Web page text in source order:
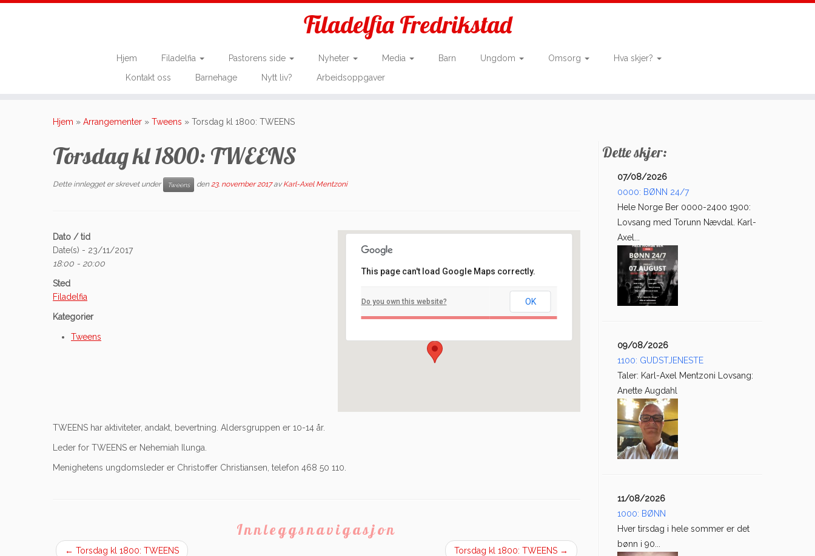
Filadelfia Fredrikstad
Hjem Filadelfia Pastorens side Nyheter Media Barn Ungdom Omsorg
Hva skjer?
Kontakt oss
Barnehage Nytt liv? Arbeidsoppgaver
Hjem » Arrangementer » Tweens » Torsdag kl 1800: TWEENS
Torsdag kl 1800: TWEENS
Dette innlegget er skrevet under Tweens den23. november 2017 avKarl-Axel Mentzoni
Arrangement
This page can't load Google Maps correctly.
Do you own this website? OK
Dato / tid
Date(s) - 23/11/2017
18:00 - 20:00
Sted
Filadelfia
Kategorier
Tweens
TWEENS har aktiviteter, andakt, bevertning. Aldersgruppen er 10-14 år.
Leder for TWEENS er Nehemiah Ilunga.
Menighetens ungdomsleder er Christoffer Christiansen, telefon 468 50 110.
Innleggsnavigasjon
← Torsdag kl 1800: TWEENS Torsdag kl 1800: TWEENS →
Dette skjer:
07/08/2026
0000: BØNN 24/7
Hele Norge Ber 0000-2400 1900:
Lovsang med Torunn Nævdal. Karl-
Axel...
09/08/2026
1100: GUDSTJENESTE
Taler: Karl-Axel Mentzoni Lovsang:
Anette Augdahl
11/08/2026
1000: BØNN
Hver tirsdag i hele sommer er det
bønn i 90...